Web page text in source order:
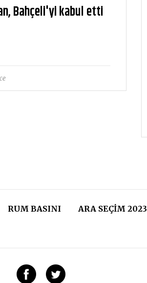
Bahçeli'yi kabul etti
RUM BASINI ARA SEÇIM 2023